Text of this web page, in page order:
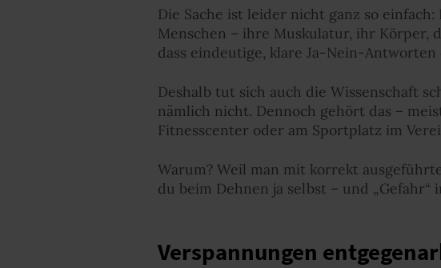
Die Sache ist leider nicht ganz so
Menschen – ihre Muskulatur, ihr Körper,
dass eindeutige, klare Ja-Nein-
Deshalb tut sich auch die Wissenschaft
nämlich nicht. Dennoch gehört das –
Fitnesscenter oder am Sportplatz im
Warum? Weil man mit korrekt
du beim Dehnen ja selbst – und
Verspannungen